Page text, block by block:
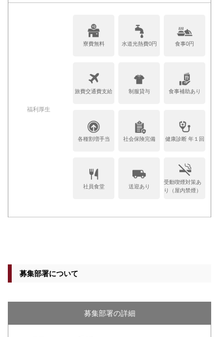
福利厚生
寮費無料 水道光熱費0円 食事0円
旅費交通費支給 制服貸与 食事補助あり
各種割増手当 社会保険完備 健康診断 年１回
社員食堂 送迎あり
受動喫煙対策あ
り（屋内禁煙）
募集部署について
募集部署の詳細